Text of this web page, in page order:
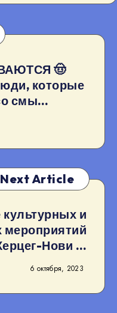
🤠
которые
смы…
Next Article
и
мероприятий
Нови …
6 октября, 2023